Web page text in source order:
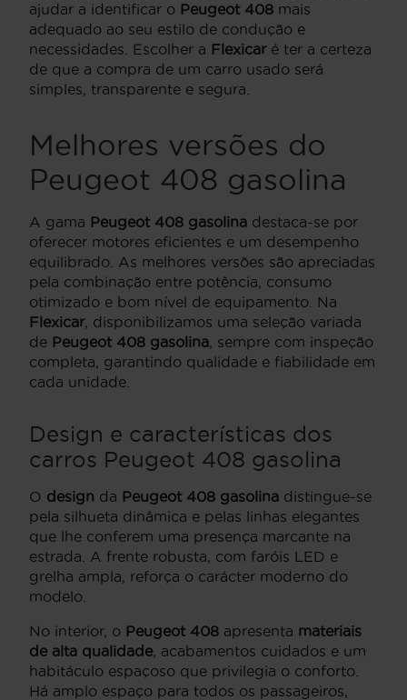
ajudar a identificar o Peugeot 408 mais
adequado ao seu estilo de condução e
necessidades. Escolher a Flexicaré ter a certeza
de que a compra de um carro usado será
simples, transparente e segura.
Melhores versões do
Peugeot 408 gasolina
A gama Peugeot 408 gasolina destaca-se por
oferecer motores eficientes e um desempenho
equilibrado. As melhores versões são apreciadas
pela combinação entre potência, consumo
otimizado e bom nível de equipamento. Na
Flexicar, disponibilizamos uma seleção variada
de Peugeot 408 gasolina, sempre com inspeção
completa, garantindo qualidade e fiabilidade em
cada unidade.
Design e características dos
carros Peugeot 408 gasolina
O design da Peugeot 408 gasolina distingue-se
pela silhueta dinâmica e pelas linhas elegantes
que lhe conferem uma presença marcante na
estrada. A frente robusta, com faróis LED e
grelha ampla, reforça o carácter moderno do
modelo.
No interior, o Peugeot 408 apresenta materiais
de alta qualidade, acabamentos cuidados e um
habitáculo espaçoso que privilegia o conforto.
Há amplo espaço para todos os passageiros,